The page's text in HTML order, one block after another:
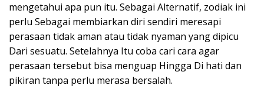
mengetahui apa pun itu. Sebagai Alternatif, zodiak ini
perlu Sebagai membiarkan diri sendiri meresapi
perasaan tidak aman atau tidak nyaman yang dipicu
Dari sesuatu. Setelahnya Itu coba cari cara agar
perasaan tersebut bisa menguap Hingga Di hati dan
pikiran tanpa perlu merasa bersalah.